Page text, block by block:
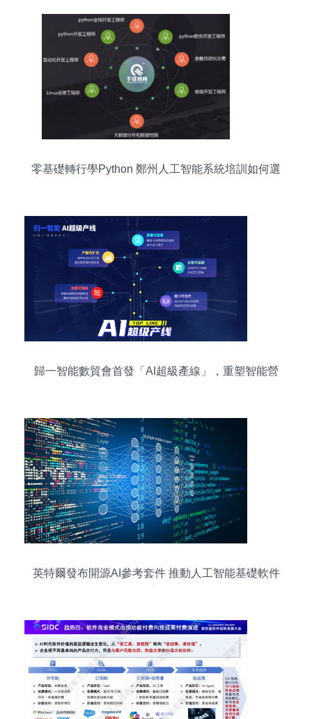
零基礎轉行學Python 鄭州人工智能系統培訓如何選
歸一智能數貿會首發「AI超級產線」，重塑智能營
英特爾發布開源AI參考套件 推動人工智能基礎軟件